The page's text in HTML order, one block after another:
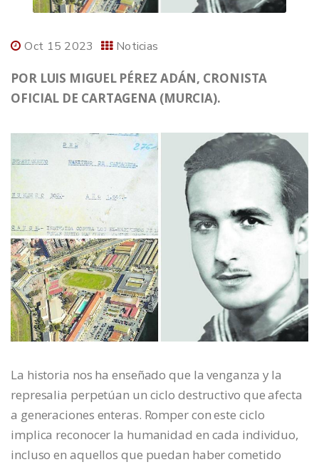
Oct 15 2023 Noticias
POR LUIS MIGUEL PÉREZ ADÁN, CRONISTA
OFICIAL DE CARTAGENA (MURCIA).
La historia nos ha enseñado que la venganza y la
represalia perpetúan un ciclo destructivo que afecta
a generaciones enteras. Romper con este ciclo
implica reconocer la humanidad en cada individuo,
incluso en aquellos que puedan haber cometido